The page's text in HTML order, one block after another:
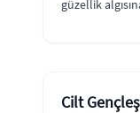
güzellik
Cilt